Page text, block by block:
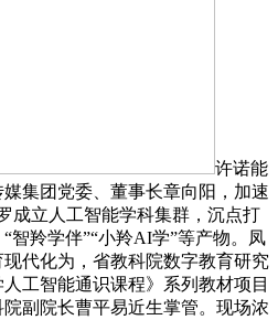
许诺能
集团党委、董事长章向阳，加速
成立人工智能学科集群，沉点打
智羚学伴”“小羚AI学”等产物。凤
代化为，省教科院数字教育研究
工智能通识课程》系列教材项目
副院长曹平易近生掌管。现场浓